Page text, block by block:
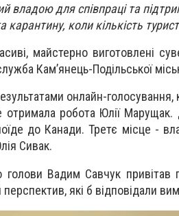
владою для співпраці та
карантину, коли кількість
майстерно виготовлені
Кам’янець-Подільської
онлайн-
робота Юлії Марущак.
до Канади. Третє місце -
Сивак.
голови Вадим Савчук
які б відповідали